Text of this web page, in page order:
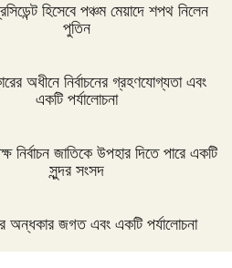
বাংলাদেশের সাবেক বোলিং কোচ ল্যাঙ্গাভেল্ট
সড়ক দুর্ঘটনায় দু’জন নিহত
হিসেবে পঞ্চম মেয়াদে শপথ নিলেন
পুতিন
অধীনে নির্বাচনের গ্রহণযোগ্যতা এবং
একটি পর্যালোচনা
নির্বাচন জাতিকে উপহার দিতে পারে একটি
সুন্দর সংসদ
অন্ধকার জগত এবং একটি পর্যালোচনা